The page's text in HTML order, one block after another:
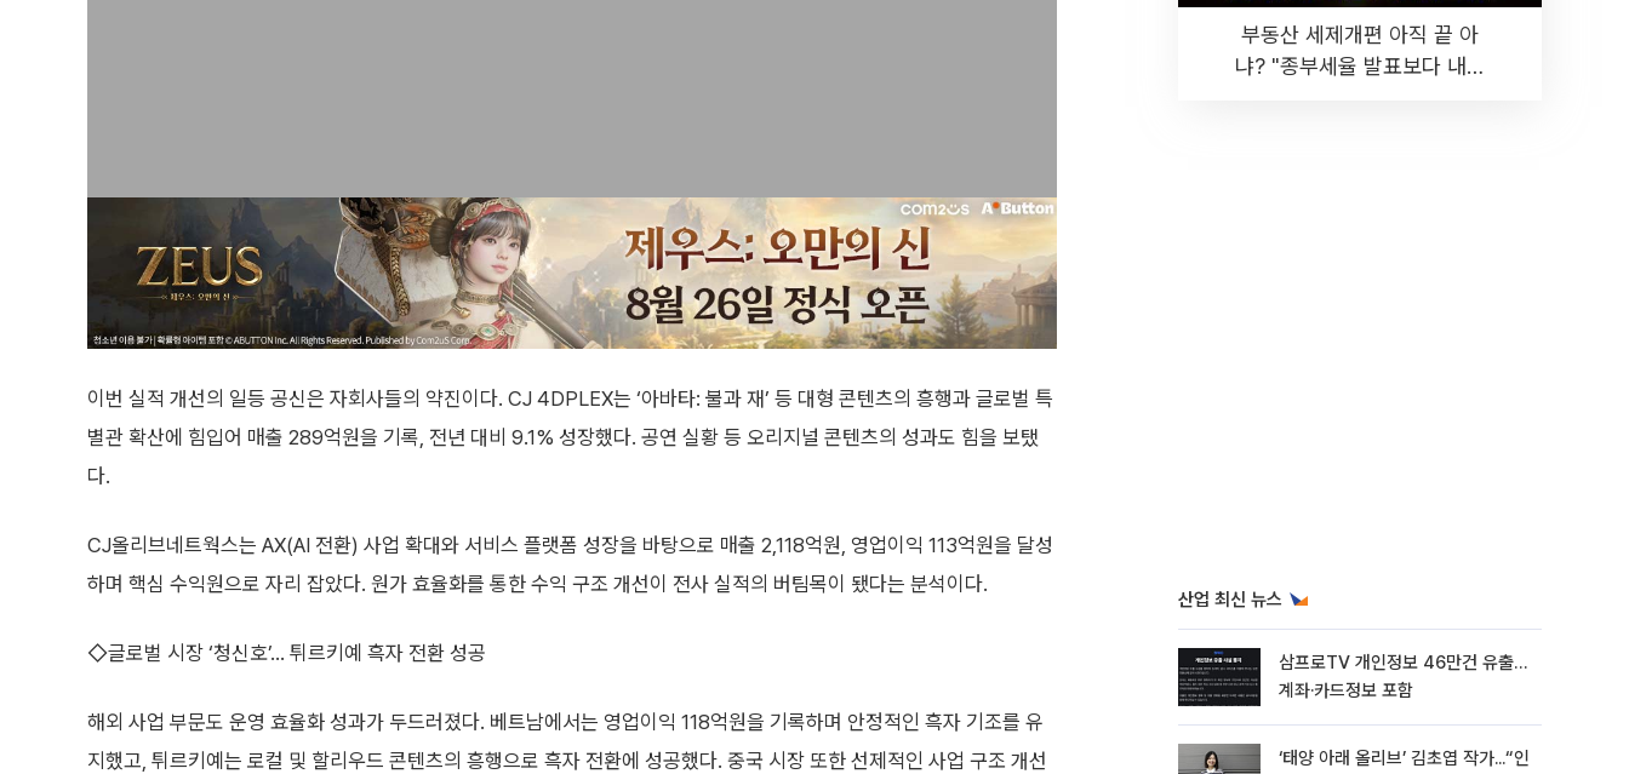
이번 실적 개선의 일등 공신은 자회사들의 약진이다. CJ 4DPLEX는 ‘아바타: 불과 재’ 등 대형 콘텐츠의 흥행과 글로벌 특
별관 확산에 힘입어 매출 289억원을 기록, 전년 대비 9.1% 성장했다. 공연 실황 등 오리지널 콘텐츠의 성과도 힘을 보탰
다.
CJ올리브네트웍스는 AX(AI 전환) 사업 확대와 서비스 플랫폼 성장을 바탕으로 매출 2,118억원, 영업이익 113억원을 달성
하며 핵심 수익원으로 자리 잡았다. 원가 효율화를 통한 수익 구조 개선이 전사 실적의 버팀목이 됐다는 분석이다.
◇글로벌 시장 ‘청신호’… 튀르키예 흑자 전환 성공
해외 사업 부문도 운영 효율화 성과가 두드러졌다. 베트남에서는 영업이익 118억원을 기록하며 안정적인 흑자 기조를 유
지했고, 튀르키예는 로컬 및 할리우드 콘텐츠의 흥행으로 흑자 전환에 성공했다. 중국 시장 또한 선제적인 사업 구조 개선
부동산 세제개편 아직 끝 아
냐? "종부세율 발표보다 내릴
산업 최신 뉴스
삼프로TV 개인정보 46만건 유출…
계좌·카드정보 포함
‘태양 아래 올리브’ 김초엽 작가...“인